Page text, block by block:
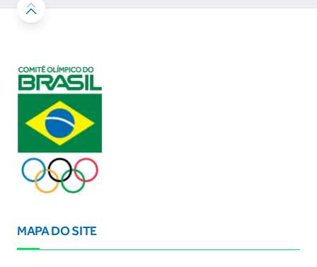
MAPA DO SITE